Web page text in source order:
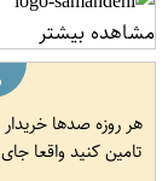
مشاهده بیشتر
هر روزه صدها خریدار
تامین کنید واقعا جای